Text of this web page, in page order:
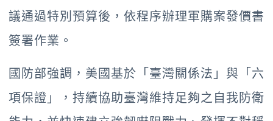
議通過特別預算後，依程序辦理軍購案發價書
簽署作業。
國防部強調，美國基於「臺灣關係法」與「六
項保證」，持續協助臺灣維持足夠之自我防衛